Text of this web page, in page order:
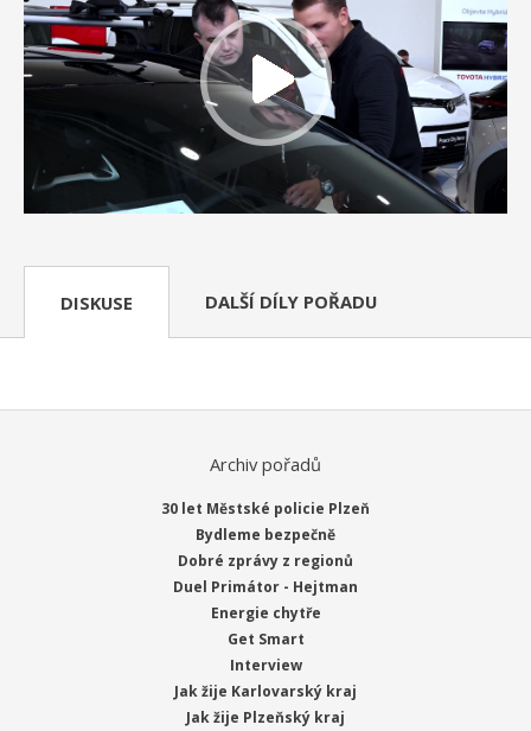
DISKUSE DALŠÍ DÍLY POŘADU
Archiv pořadů
30 let Městské policie Plzeň
Bydleme bezpečně
Dobré zprávy z regionů
Duel Primátor - Hejtman
Energie chytře
Get Smart
Interview
Jak žije Karlovarský kraj
Jak žije Plzeňský kraj